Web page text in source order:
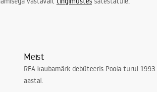
Meist
REA kaubamärk debüteeris Poola turul 1993.
aastal.